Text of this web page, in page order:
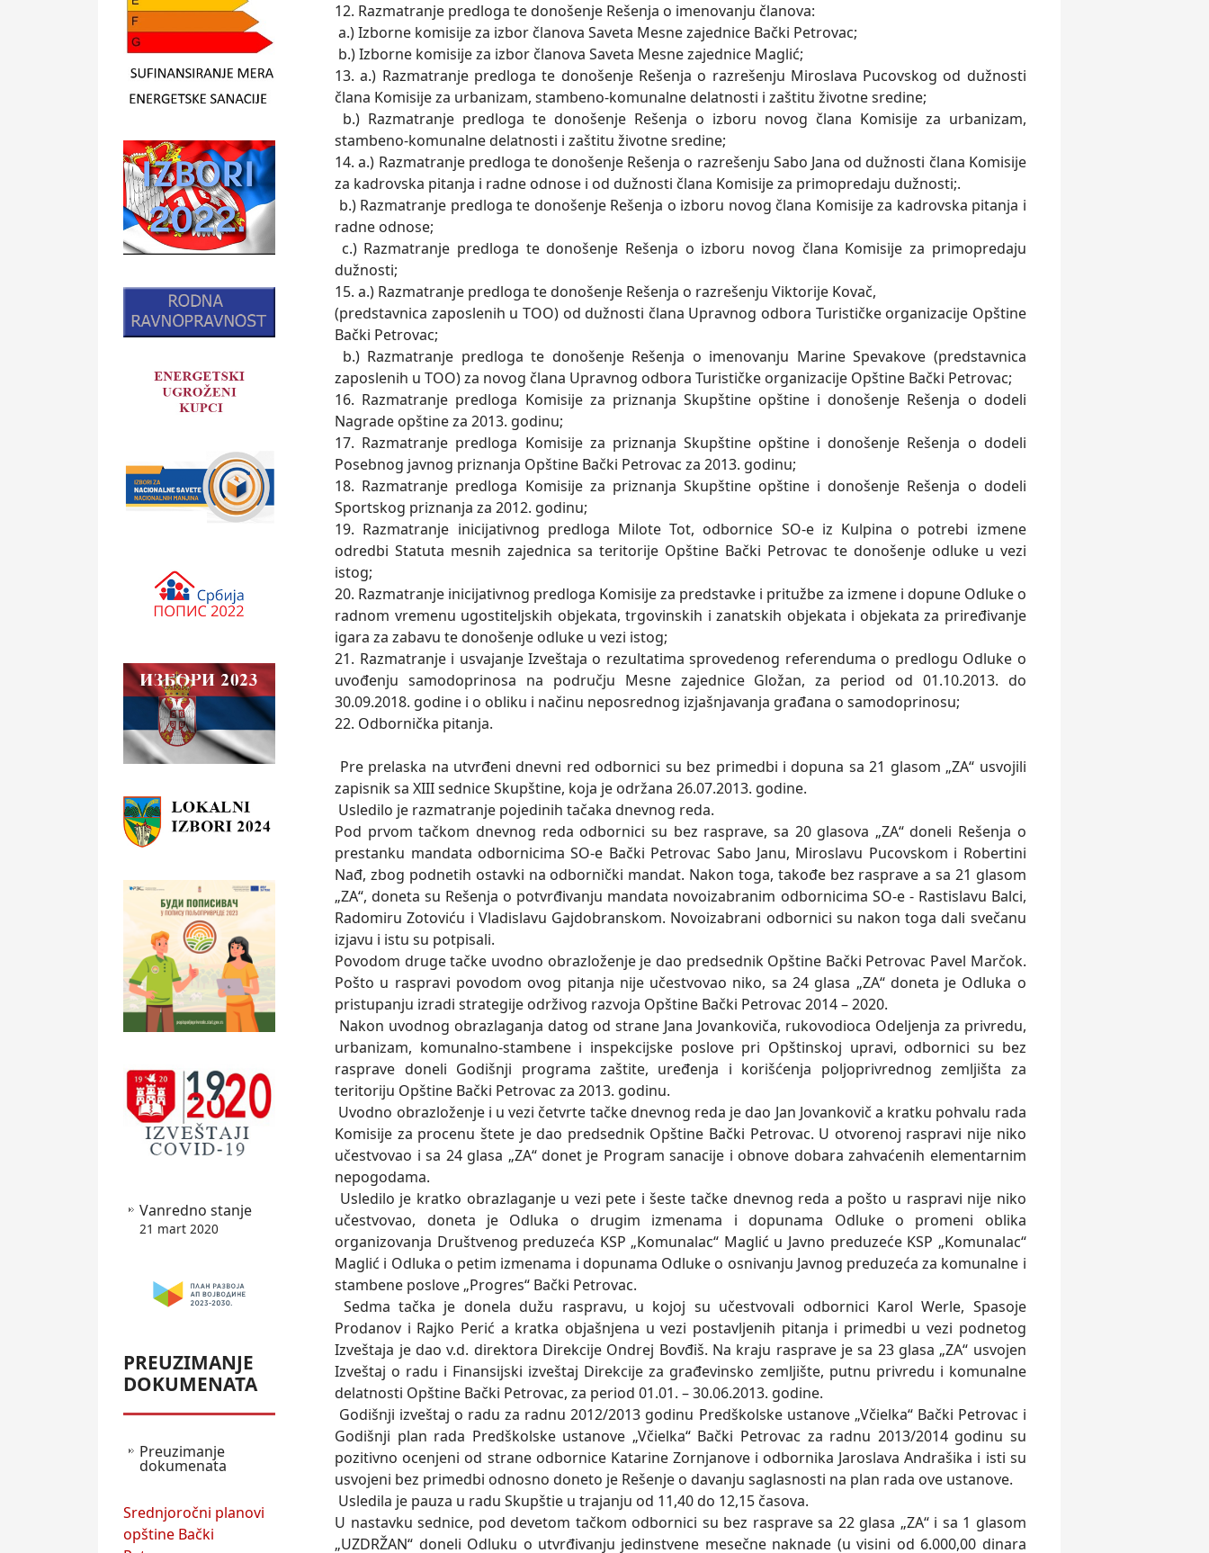
Vanredno stanje
21 mart 2020
PREUZIMANJE
DOKUMENATA
Preuzimanje
dokumenata
Srednjoročni planovi
opštine Bački
12. Razmatranje predloga te donošenje Rešenja o imenovanju članova:
a.) Izborne komisije za izbor članova Saveta Mesne zajednice Bački Petrovac;
b.) Izborne komisije za izbor članova Saveta Mesne zajednice Maglić;
13. a.) Razmatranje predloga te donošenje Rešenja o razrešenju Miroslava Pucovskog od dužnosti
člana Komisije za urbanizam, stambeno-komunalne delatnosti i zaštitu životne sredine;
b.) Razmatranje predloga te donošenje Rešenja o izboru novog člana Komisije za urbanizam,
stambeno-komunalne delatnosti i zaštitu životne sredine;
14. a.) Razmatranje predloga te donošenje Rešenja o razrešenju Sabo Jana od dužnosti člana Komisije
za kadrovska pitanja i radne odnose i od dužnosti člana Komisije za primopredaju dužnosti;.
b.) Razmatranje predloga te donošenje Rešenja o izboru novog člana Komisije za kadrovska pitanja i
radne odnose;
c.) Razmatranje predloga te donošenje Rešenja o izboru novog člana Komisije za primopredaju
dužnosti;
15. a.) Razmatranje predloga te donošenje Rešenja o razrešenju Viktorije Kovač,
(predstavnica zaposlenih u TOO) od dužnosti člana Upravnog odbora Turističke organizacije Opštine
Bački Petrovac;
b.) Razmatranje predloga te donošenje Rešenja o imenovanju Marine Spevakove (predstavnica
zaposlenih u TOO) za novog člana Upravnog odbora Turističke organizacije Opštine Bački Petrovac;
16. Razmatranje predloga Komisije za priznanja Skupštine opštine i donošenje Rešenja o dodeli
Nagrade opštine za 2013. godinu;
17. Razmatranje predloga Komisije za priznanja Skupštine opštine i donošenje Rešenja o dodeli
Posebnog javnog priznanja Opštine Bački Petrovac za 2013. godinu;
18. Razmatranje predloga Komisije za priznanja Skupštine opštine i donošenje Rešenja o dodeli
Sportskog priznanja za 2012. godinu;
19. Razmatranje inicijativnog predloga Milote Tot, odbornice SO-e iz Kulpina o potrebi izmene
odredbi Statuta mesnih zajednica sa teritorije Opštine Bački Petrovac te donošenje odluke u vezi
istog;
20. Razmatranje inicijativnog predloga Komisije za predstavke i pritužbe za izmene i dopune Odluke o
radnom vremenu ugostiteljskih objekata, trgovinskih i zanatskih objekata i objekata za priređivanje
igara za zabavu te donošenje odluke u vezi istog;
21. Razmatranje i usvajanje Izveštaja o rezultatima sprovedenog referenduma o predlogu Odluke o
uvođenju samodoprinosa na području Mesne zajednice Gložan, za period od 01.10.2013. do
30.09.2018. godine i o obliku i načinu neposrednog izjašnjavanja građana o samodoprinosu;
22. Odbornička pitanja.
Pre prelaska na utvrđeni dnevni red odbornici su bez primedbi i dopuna sa 21 glasom „ZA“ usvojili
zapisnik sa XIII sednice Skupštine, koja je održana 26.07.2013. godine.
Usledilo je razmatranje pojedinih tačaka dnevnog reda.
Pod prvom tačkom dnevnog reda odbornici su bez rasprave, sa 20 glasova „ZA“ doneli Rešenja o
prestanku mandata odbornicima SO-e Bački Petrovac Sabo Janu, Miroslavu Pucovskom i Robertini
Nađ, zbog podnetih ostavki na odbornički mandat. Nakon toga, takođe bez rasprave a sa 21 glasom
„ZA“, doneta su Rešenja o potvrđivanju mandata novoizabranim odbornicima SO-e - Rastislavu Balci,
Radomiru Zotoviću i Vladislavu Gajdobranskom. Novoizabrani odbornici su nakon toga dali svečanu
izjavu i istu su potpisali.
Povodom druge tačke uvodno obrazloženje je dao predsednik Opštine Bački Petrovac Pavel Marčok.
Pošto u raspravi povodom ovog pitanja nije učestvovao niko, sa 24 glasa „ZA“ doneta je Odluka o
pristupanju izradi strategije održivog razvoja Opštine Bački Petrovac 2014 – 2020.
Nakon uvodnog obrazlaganja datog od strane Jana Jovankoviča, rukovodioca Odeljenja za privredu,
urbanizam, komunalno-stambene i inspekcijske poslove pri Opštinskoj upravi, odbornici su bez
rasprave doneli Godišnji programa zaštite, uređenja i korišćenja poljoprivrednog zemljišta za
teritoriju Opštine Bački Petrovac za 2013. godinu.
Uvodno obrazloženje i u vezi četvrte tačke dnevnog reda je dao Jan Jovankovič a kratku pohvalu rada
Komisije za procenu štete je dao predsednik Opštine Bački Petrovac. U otvorenoj raspravi nije niko
učestvovao i sa 24 glasa „ZA“ donet je Program sanacije i obnove dobara zahvaćenih elementarnim
nepogodama.
Usledilo je kratko obrazlaganje u vezi pete i šeste tačke dnevnog reda a pošto u raspravi nije niko
učestvovao, doneta je Odluka o drugim izmenama i dopunama Odluke o promeni oblika
organizovanja Društvenog preduzeća KSP „Komunalac“ Maglić u Javno preduzeće KSP „Komunalac“
Maglić i Odluka o petim izmenama i dopunama Odluke o osnivanju Javnog preduzeća za komunalne i
stambene poslove „Progres“ Bački Petrovac.
Sedma tačka je donela dužu raspravu, u kojoj su učestvovali odbornici Karol Werle, Spasoje
Prodanov i Rajko Perić a kratka objašnjena u vezi postavljenih pitanja i primedbi u vezi podnetog
Izveštaja je dao v.d. direktora Direkcije Ondrej Bovđiš. Na kraju rasprave je sa 23 glasa „ZA“ usvojen
Izveštaj o radu i Finansijski izveštaj Direkcije za građevinsko zemljište, putnu privredu i komunalne
delatnosti Opštine Bački Petrovac, za period 01.01. – 30.06.2013. godine.
Godišnji izveštaj o radu za radnu 2012/2013 godinu Predškolske ustanove „Včielka“ Bački Petrovac i
Godišnji plan rada Predškolske ustanove „Včielka“ Bački Petrovac za radnu 2013/2014 godinu su
pozitivno ocenjeni od strane odbornice Katarine Zornjanove i odbornika Jaroslava Andrašika i isti su
usvojeni bez primedbi odnosno doneto je Rešenje o davanju saglasnosti na plan rada ove ustanove.
Usledila je pauza u radu Skupštie u trajanju od 11,40 do 12,15 časova.
U nastavku sednice, pod devetom tačkom odbornici su bez rasprave sa 22 glasa „ZA“ i sa 1 glasom
„UZDRŽAN“ doneli Odluku o utvrđivanju jedinstvene mesečne naknade (u visini od 6.000,00 dinara